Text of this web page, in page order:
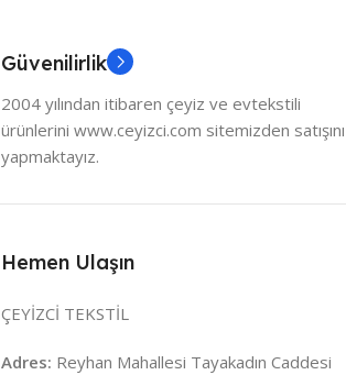
Güvenilirlik
2004 yılından itibaren çeyiz ve evtekstili
ürünlerini www.ceyizci.com sitemizden satışını
yapmaktayız.
Hemen Ulaşın
ÇEYİZCİ TEKSTİL
Adres: Reyhan Mahallesi Tayakadın Caddesi